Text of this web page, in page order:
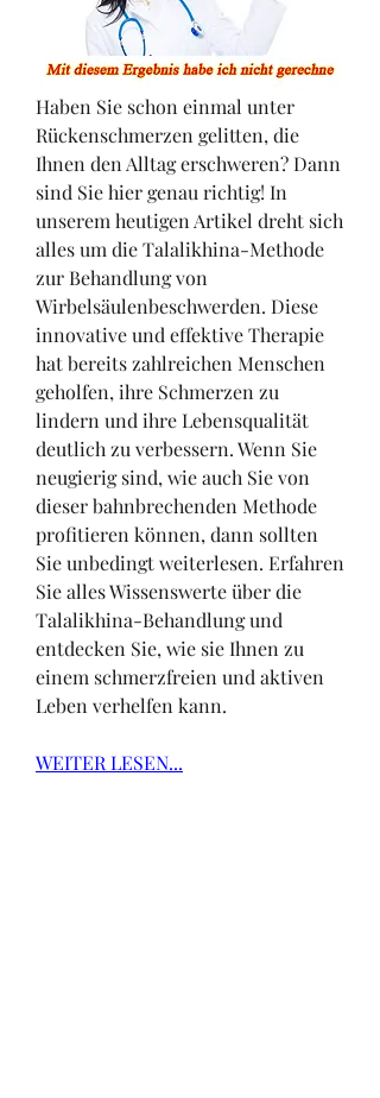
Haben Sie schon einmal unter
Rückenschmerzen gelitten, die
Ihnen den Alltag erschweren? Dann
sind Sie hier genau richtig! In
unserem heutigen Artikel dreht sich
alles um die Talalikhina-Methode
zur Behandlung von
Wirbelsäulenbeschwerden. Diese
innovative und effektive Therapie
hat bereits zahlreichen Menschen
geholfen, ihre Schmerzen zu
lindern und ihre Lebensqualität
deutlich zu verbessern. Wenn Sie
neugierig sind, wie auch Sie von
dieser bahnbrechenden Methode
profitieren können, dann sollten
Sie unbedingt weiterlesen. Erfahren
Sie alles Wissenswerte über die
Talalikhina-Behandlung und
entdecken Sie, wie sie Ihnen zu
einem schmerzfreien und aktiven
Leben verhelfen kann.
WEITER LESEN...